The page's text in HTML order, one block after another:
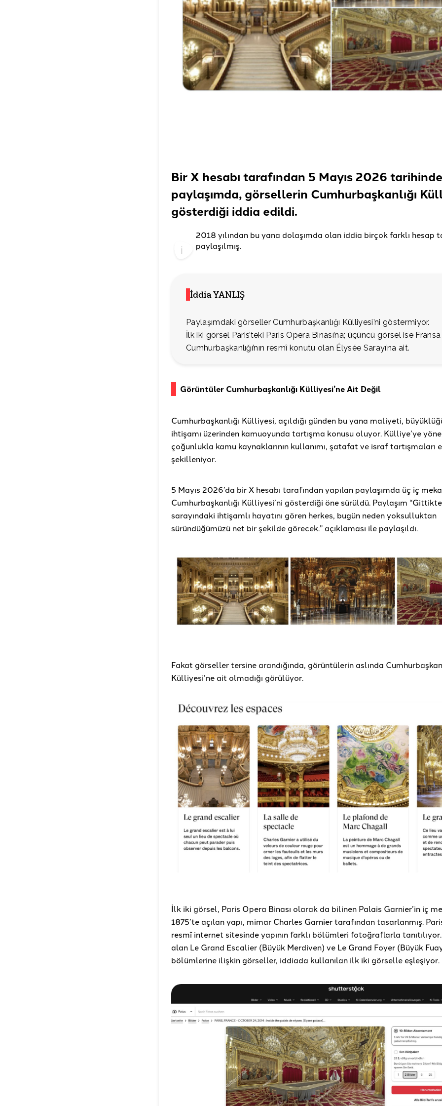
Bir X hesabı tarafından 5 Mayıs 2026
paylaşımda, görsellerin Cumhurbaşkanlığı
gösterdiği iddia edildi.
2018 yılından bu yana dolaşımda olan iddia birçok farklı hesap
paylaşılmış.
İddia YANLIŞ
Paylaşımdaki görseller Cumhurbaşkanlığı Külliyesi’ni göstermiyor.
İlk iki görsel Paris’teki Paris Opera Binası’na; üçüncü görsel ise Fransa
Cumhurbaşkanlığı’nın resmî konutu olan Élysée Sarayı’na ait.
Görüntüler Cumhurbaşkanlığı Külliyesi’ne Ait Değil
Cumhurbaşkanlığı Külliyesi, açıldığı günden bu yana maliyeti,
ihtişamı üzerinden kamuoyunda tartışma konusu oluyor. Külliye’ye
çoğunlukla kamu kaynaklarının kullanımı, şatafat ve israf tartışmaları
şekilleniyor.
5 Mayıs 2026’da bir X hesabı tarafından yapılan paylaşımda üç iç
Cumhurbaşkanlığı Külliyesi’ni gösterdiği öne sürüldü. Paylaşım
sarayındaki ihtişamlı hayatını gören herkes, bugün neden yoksulluktan
süründüğümüzü net bir şekilde görecek.” açıklaması ile paylaşıldı.
Fakat görseller tersine arandığında, görüntülerin aslında
Külliyesi’ne ait olmadığı görülüyor.
İlk iki görsel, Paris Opera Binası olarak da bilinen Palais Garnier’in iç
1875’te açılan yapı, mimar Charles Garnier tarafından tasarlanmış. Paris
resmî internet sitesinde yapının farklı bölümleri fotoğraflarla
alan Le Grand Escalier (Büyük Merdiven) ve Le Grand Foyer (Büyük
bölümlerine ilişkin görseller, iddiada kullanılan ilk iki görselle eşleşiyor.